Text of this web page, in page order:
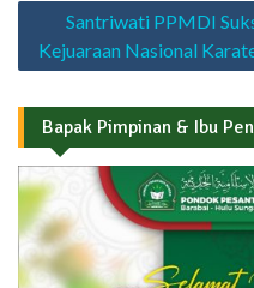
pos
Santriwati PPMDI
Kejuaraan Nasional
Bapak Pimpinan & Ibu